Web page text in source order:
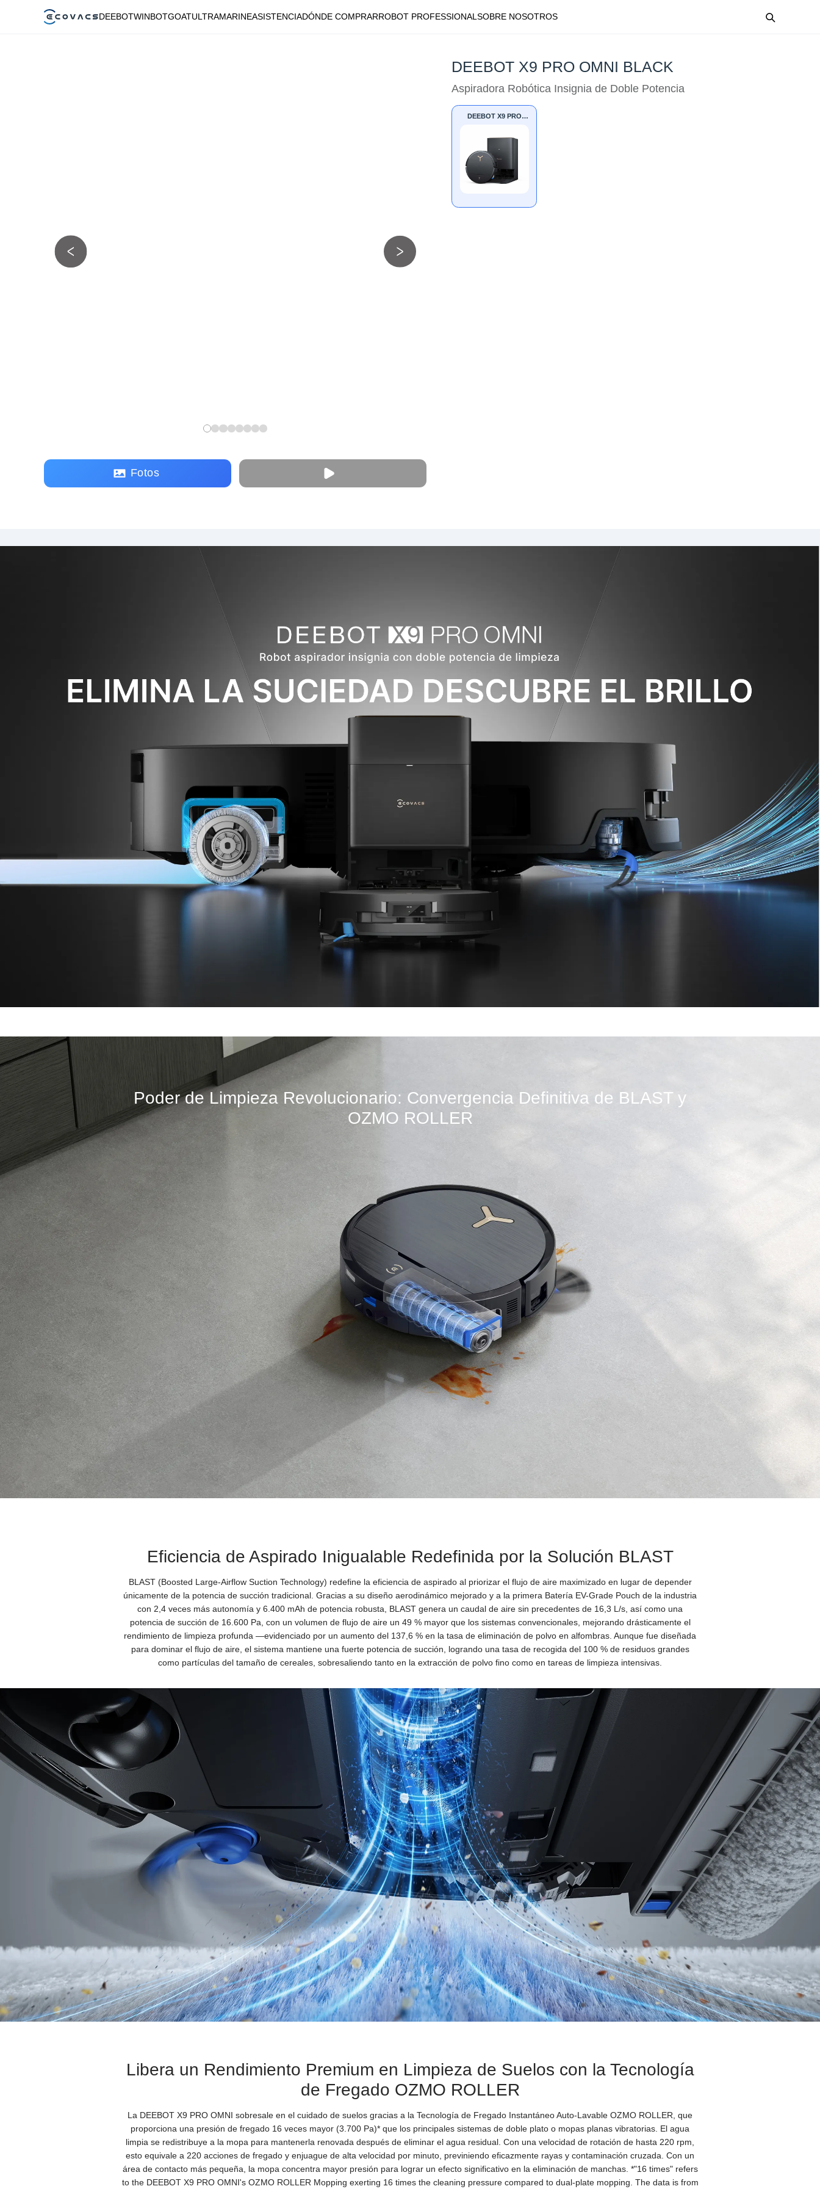
DEEBOTWINBOTGOATULTRAMARINEASISTENCIADÓNDE COMPRARROBOT PROFESSIONAL SOBRE NOSOTROS
Fotos
DEEBOT X9 PRO OMNI BLACK
Aspiradora Robótica Insignia de Doble Potencia
DEEBOT X9 PRO
Poder de Limpieza Revolucionario: Convergencia Definitiva de BLAST y
OZMO ROLLER
Eficiencia de Aspirado Inigualable Redefinida por la Solución BLAST
BLAST (Boosted Large-Airflow Suction Technology) redefine la eficiencia de aspirado al priorizar el flujo de aire maximizado en lugar de depender
únicamente de la potencia de succión tradicional. Gracias a su diseño aerodinámico mejorado y a la primera Batería EV-Grade Pouch de la industria
con 2,4 veces más autonomía y 6.400 mAh de potencia robusta, BLAST genera un caudal de aire sin precedentes de 16,3 L/s, así como una
potencia de succión de 16.600 Pa, con un volumen de flujo de aire un 49 % mayor que los sistemas convencionales, mejorando drásticamente el
rendimiento de limpieza profunda —evidenciado por un aumento del 137,6 % en la tasa de eliminación de polvo en alfombras. Aunque fue diseñada
para dominar el flujo de aire, el sistema mantiene una fuerte potencia de succión, logrando una tasa de recogida del 100 % de residuos grandes
como partículas del tamaño de cereales, sobresaliendo tanto en la extracción de polvo fino como en tareas de limpieza intensivas.
Libera un Rendimiento Premium en Limpieza de Suelos con la Tecnología
de Fregado OZMO ROLLER
La DEEBOT X9 PRO OMNI sobresale en el cuidado de suelos gracias a la Tecnología de Fregado Instantáneo Auto-Lavable OZMO ROLLER, que
proporciona una presión de fregado 16 veces mayor (3.700 Pa)* que los principales sistemas de doble plato o mopas planas vibratorias. El agua
limpia se redistribuye a la mopa para mantenerla renovada después de eliminar el agua residual. Con una velocidad de rotación de hasta 220 rpm,
esto equivale a 220 acciones de fregado y enjuague de alta velocidad por minuto, previniendo eficazmente rayas y contaminación cruzada. Con un
área de contacto más pequeña, la mopa concentra mayor presión para lograr un efecto significativo en la eliminación de manchas. *"16 times" refers
to the DEEBOT X9 PRO OMNI's OZMO ROLLER Mopping exerting 16 times the cleaning pressure compared to dual-plate mopping. The data is from